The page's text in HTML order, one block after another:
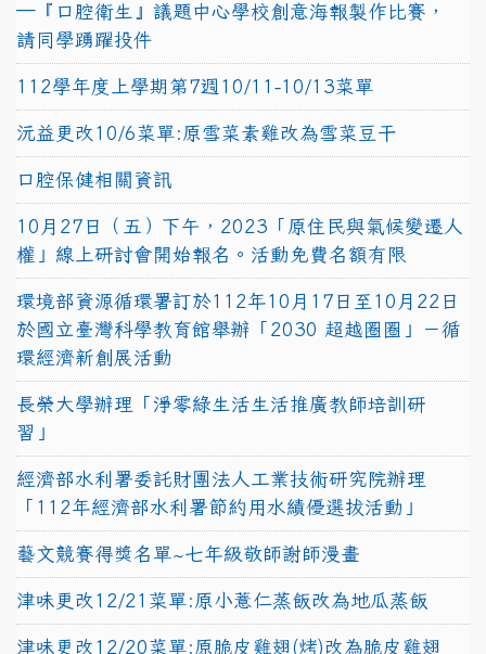
─『口腔衛生』議題中心學校創意海報製作比賽，
請同學踴躍投件
112學年度上學期第7週10/11-10/13菜單
沅益更改10/6菜單:原雪菜素雞改為雪菜豆干
口腔保健相關資訊
10月27日（五）下午，2023「原住民與氣候變遷人
權」線上研討會開始報名。活動免費名額有限
環境部資源循環署訂於112年10月17日至10月22日
於國立臺灣科學教育館舉辦「2030 超越圈圈」－循
環經濟新創展活動
長榮大學辦理「淨零綠生活生活推廣教師培訓研
習」
經濟部水利署委託財團法人工業技術研究院辦理
「112年經濟部水利署節約用水績優選拔活動」
藝文競賽得獎名單~七年級敬師謝師漫畫
津味更改12/21菜單:原小薏仁蒸飯改為地瓜蒸飯
津味更改12/20菜單:原脆皮雞翅(烤)改為脆皮雞翅